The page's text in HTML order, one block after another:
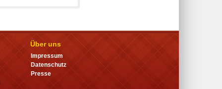
Über uns
Impressum
Datenschutz
Presse